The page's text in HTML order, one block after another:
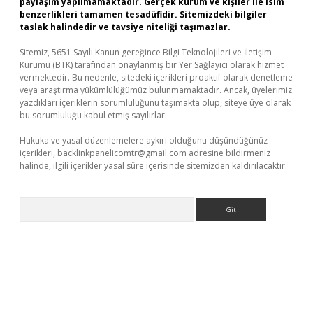
benzerlikleri tamamen tesadüfidir. Sitemizdeki bilgiler
taslak halindedir ve tavsiye niteliği taşımazlar.
Sitemiz, 5651 Sayılı Kanun gereğince Bilgi Teknolojileri ve İletişim
Kurumu (BTK) tarafından onaylanmış bir Yer Sağlayıcı olarak hizmet
vermektedir. Bu nedenle, sitedeki içerikleri proaktif olarak denetleme
veya araştırma yükümlülüğümüz bulunmamaktadır. Ancak, üyelerimiz
yazdıkları içeriklerin sorumluluğunu taşımakta olup, siteye üye olarak
bu sorumluluğu kabul etmiş sayılırlar.
Hukuka ve yasal düzenlemelere aykırı olduğunu düşündüğünüz
içerikleri, backlinkpanelicomtr@gmail.com adresine bildirmeniz
halinde, ilgili içerikler yasal süre içerisinde sitemizden kaldırılacaktır.